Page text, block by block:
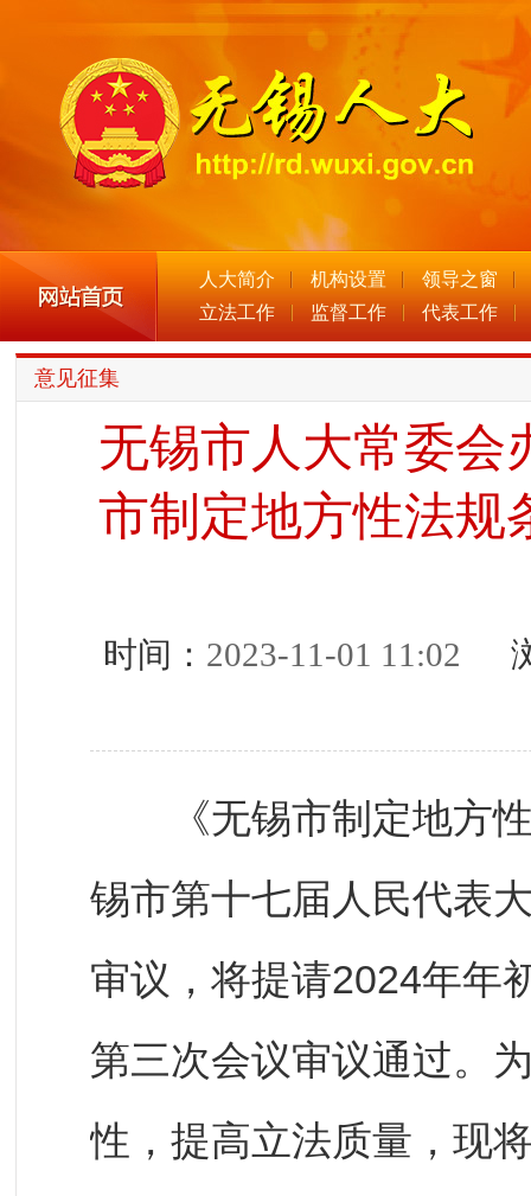
人大简介 机构设置
领导之窗
立法工作
监督工作 代表工作
意见征集
无锡市人大常委会
市制定地方性法规
时间： 2023-11-01 11:02 浏
《无锡市制定地方性
锡市第十七届人民代表
审议，将提请2024年年
第三次会议审议通过。
性，提高立法质量，现